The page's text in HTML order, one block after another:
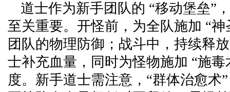
道士作为新手团队的 “移动堡垒”
至关重要。开怪前，为全队施加 “
团队的物理防御；战斗中，持续释
士补充血量，同时为怪物施加 “施
度。新手道士需注意，“群体治愈术